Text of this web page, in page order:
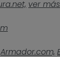
ver
Armador.com,